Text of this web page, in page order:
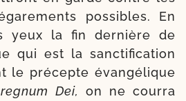
pos­sibles. En
yeux la fin der­nière de
qui est la sanc­ti­fi­ca­tion
le pré­cepte évan­gé­lique
Dei,
on ne cour­ra